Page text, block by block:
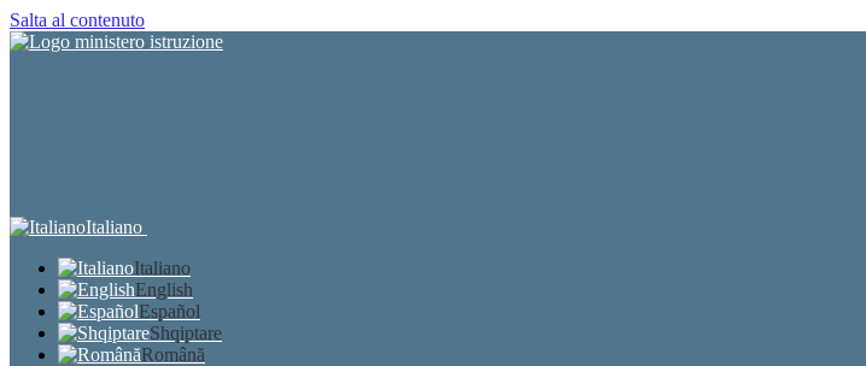
Salta al contenuto
Italiano
Italiano
English
Español
Shqiptare
Română